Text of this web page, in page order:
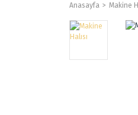
Anasayfa Makine